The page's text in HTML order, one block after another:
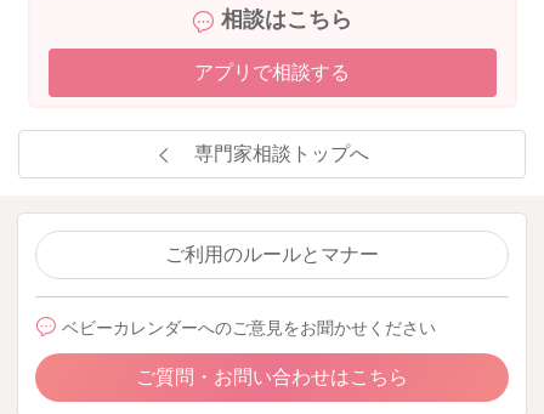
相談はこちら
アプリで相談する
専門家相談トップへ
ご利用のルールとマナー
ベビーカレンダーへのご意見をお聞かせください
ご質問・お問い合わせはこちら